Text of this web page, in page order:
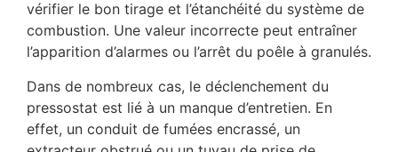
vérifier le bon tirage et l’étanchéité du système de
combustion. Une valeur incorrecte peut entraîner
l’apparition d’alarmes ou l’arrêt du poêle à granulés.
Dans de nombreux cas, le déclenchement du
pressostat est lié à un manque d’entretien. En
effet, un conduit de fumées encrassé, un